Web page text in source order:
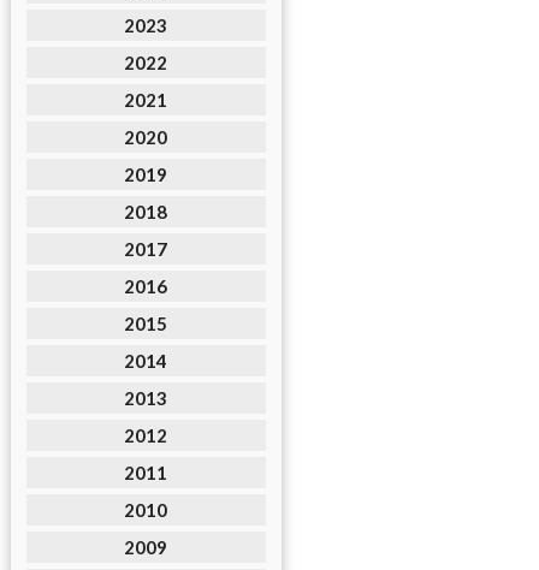
2023
2022
2021
2020
2019
2018
2017
2016
2015
2014
2013
2012
2011
2010
2009